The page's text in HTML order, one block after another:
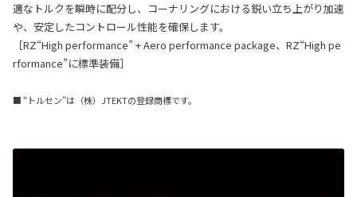
適なトルクを瞬時に配分し、コーナリングにおける鋭い立ち上がり加速
や、安定したコントロール性能を確保します。
［RZ“High performance” + Aero performance package、RZ“High pe
rformance”に標準装備］
■ “トルセン”は（株）JTEKTの登録商標です。